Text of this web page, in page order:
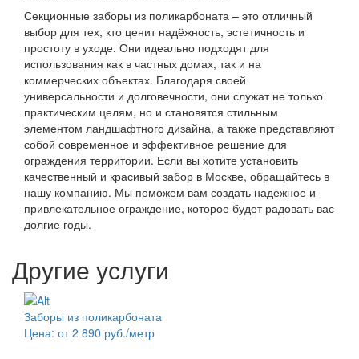
Секционные заборы из поликарбоната – это отличный
выбор для тех, кто ценит надёжность, эстетичность и
простоту в уходе. Они идеально подходят для
использования как в частных домах, так и на
коммерческих объектах. Благодаря своей
универсальности и долговечности, они служат не только
практическим целям, но и становятся стильным
элементом ландшафтного дизайна, а также представляют
собой современное и эффективное решение для
ограждения территории. Если вы хотите установить
качественный и красивый забор в Москве, обращайтесь в
нашу компанию. Мы поможем вам создать надежное и
привлекательное ограждение, которое будет радовать вас
долгие годы.
Другие услуги
Заборы из поликарбоната
Цена: от 2 890 руб./метр